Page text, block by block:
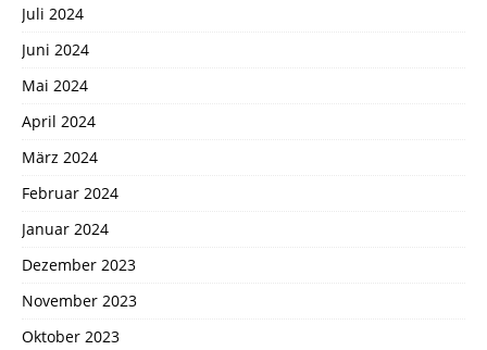
Juli 2024
Juni 2024
Mai 2024
April 2024
März 2024
Februar 2024
Januar 2024
Dezember 2023
November 2023
Oktober 2023